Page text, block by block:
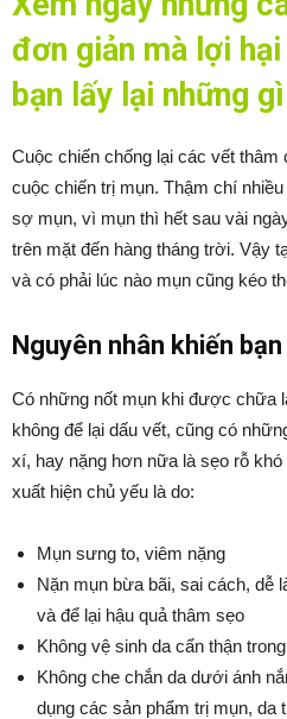
đơn giản mà lợi
bạn lấy lại những
Cuộc chiến chống lại các vết thâm
cuộc chiến trị mụn. Thậm chí
sợ mụn, vì mụn thì hết sau vài
trên mặt đến hàng tháng trời. Vậy
và có phải lúc nào mụn cũng kéo
Nguyên nhân khiến
Có những nốt mụn khi được chữa
không để lại dấu vết, cũng có
xí, hay nặng hơn nữa là sẹo rỗ
xuất hiện chủ yếu là do:
Mụn sưng to, viêm nặng
Nặn mụn bừa bãi, sai cách, dễ
và để lại hậu quả thâm sẹo
Không vệ sinh da cẩn thận
Không che chắn da dưới ánh
dụng các sản phẩm trị mụn, da